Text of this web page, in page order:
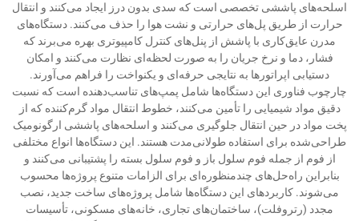
اسلحه‌های پاششی تخصصی است که سدی بدون درز ایجاد می‌کنند و انتقال
حرارت از طریق پل‌های حرارتی و نشت هوا را حذف می‌کنند. دستگاه‌های
مدرن عایق‌کاری با پاشش از پنل‌های کنترل کامپیوتری بهره می‌برند که
فشار، دما و نرخ جریان را به صورت لحظه‌ای نظارت می‌کنند و امکان
دستیابی اپراتورها به نتایجی حرفه‌ای و یکنواخت را فراهم می‌آورند.
چارچوب فناوری این دستگاه‌ها شامل پمپ‌های تناسب‌دهنده است که نسبت
دقیق مواد شیمیایی را تأمین می‌کنند، خطوط انتقال مواد گرم‌کننده که از
پخت مواد در حین انتقال جلوگیری می‌کنند و اسلحه‌های پاششی ارگونومیک
طراحی‌شده برای استفاده طولانی‌مدت هستند. این دستگاه‌ها انواع مختلفی
از فوم از جمله فوم سلول باز و فوم سلول بسته را پشتیبانی می‌کنند و
بنابراین راه‌حل‌های چندمنظوره‌ای برای الزامات متنوع پروژه‌ها محسوب
می‌شوند. کاربردهای این دستگاه‌ها شامل پروژه‌های ساخت جدید، نصب
مجدد (رتروفلت)، ساختمان‌های تجاری، خانه‌های مسکونی، تأسیسات